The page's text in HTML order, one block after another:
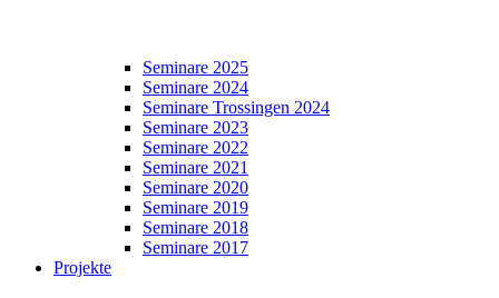
Seminare 2025
Seminare 2024
Seminare Trossingen 2024
Seminare 2023
Seminare 2022
Seminare 2021
Seminare 2020
Seminare 2019
Seminare 2018
Seminare 2017
Projekte